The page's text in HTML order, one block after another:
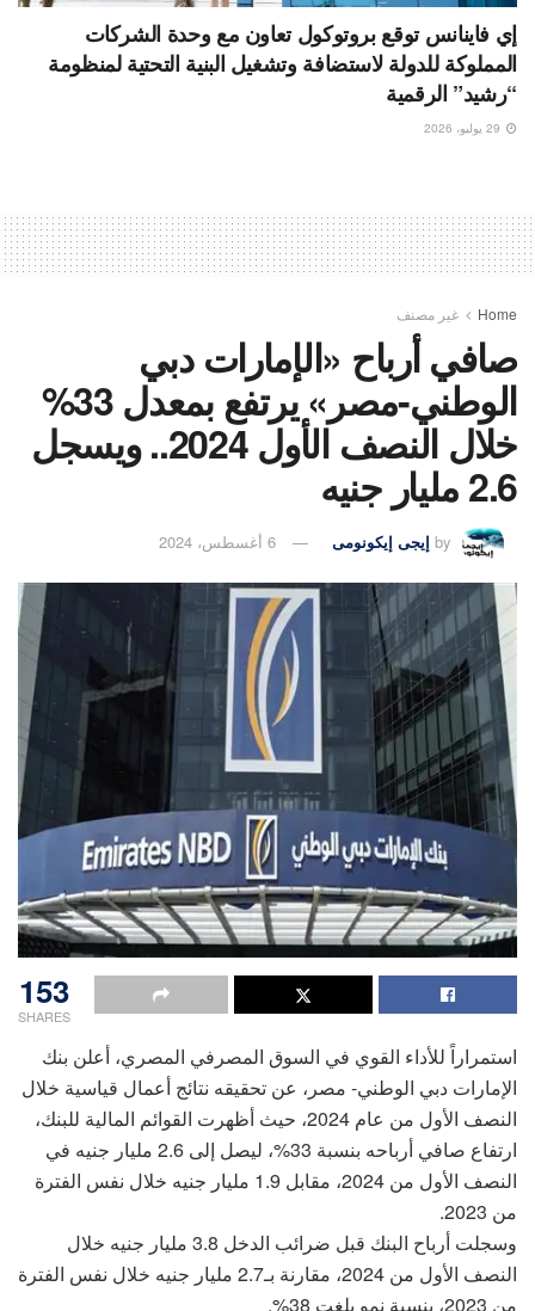
إي فاينانس توقع بروتوكول تعاون مع وحدة الشركات
المملوكة للدولة لاستضافة وتشغيل البنية التحتية لمنظومة
“رشيد” الرقمية
Home غير مصنف
صافي أرباح «الإمارات دبي
الوطني-مصر» يرتفع بمعدل 33%
خلال النصف الأول 2024.. ويسجل
2.6 مليار جنيه
by إيجى إيكونومى 6 أغسطس، 2024
153
SHARES
استمراراً للأداء القوي في السوق المصرفي المصري، أعلن بنك
الإمارات دبي الوطني- مصر، عن تحقيقه نتائج أعمال قياسية خلال
النصف الأول من عام 2024، حيث أظهرت القوائم المالية للبنك،
ارتفاع صافي أرباحه بنسبة 33%، ليصل إلى 2.6 مليار جنيه في
النصف الأول من 2024، مقابل 1.9 مليار جنيه خلال نفس الفترة
من 2023.
وسجلت أرباح البنك قبل ضرائب الدخل 3.8 مليار جنيه خلال
النصف الأول من 2024، مقارنة بـ2.7 مليار جنيه خلال نفس الفترة
من 2023، بنسبة نمو بلغت 38%.